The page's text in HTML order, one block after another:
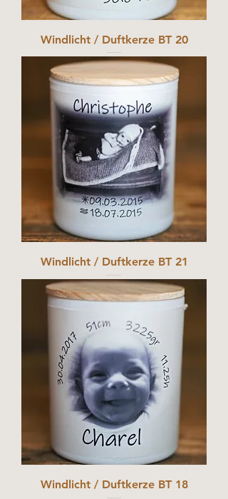
Windlicht / Duftkerze BT 20
Windlicht / Duftkerze BT 21
Windlicht / Duftkerze BT 18